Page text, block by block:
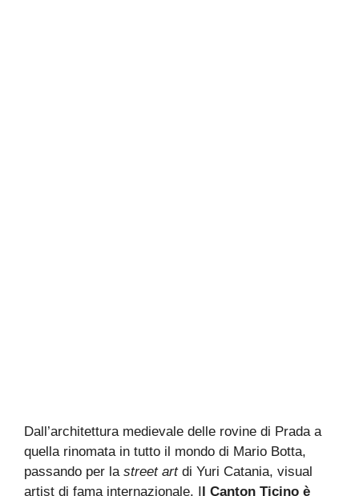
Dall’architettura medievale delle rovine di Prada a
quella rinomata in tutto il mondo di Mario Botta,
passando per la street artdi Yuri Catania, visual
artist di fama internazionale. Il Canton Ticino è